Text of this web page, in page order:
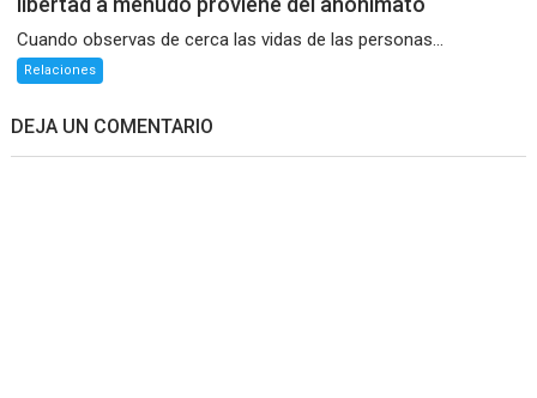
Cuando observas de cerca las vidas de las personas...
Relaciones
DEJA UN COMENTARIO